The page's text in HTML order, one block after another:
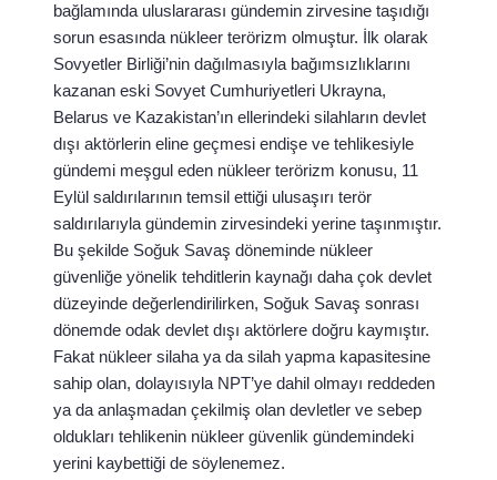
bağlamında uluslararası gündemin zirvesine taşıdığı
sorun esasında nükleer terörizm olmuştur. İlk olarak
Sovyetler Birliği’nin dağılmasıyla bağımsızlıklarını
kazanan eski Sovyet Cumhuriyetleri Ukrayna,
Belarus ve Kazakistan’ın ellerindeki silahların devlet
dışı aktörlerin eline geçmesi endişe ve tehlikesiyle
gündemi meşgul eden nükleer terörizm konusu, 11
Eylül saldırılarının temsil ettiği ulusaşırı terör
saldırılarıyla gündemin zirvesindeki yerine taşınmıştır.
Bu şekilde Soğuk Savaş döneminde nükleer
güvenliğe yönelik tehditlerin kaynağı daha çok devlet
düzeyinde değerlendirilirken, Soğuk Savaş sonrası
dönemde odak devlet dışı aktörlere doğru kaymıştır.
Fakat nükleer silaha ya da silah yapma kapasitesine
sahip olan, dolayısıyla NPT’ye dahil olmayı reddeden
ya da anlaşmadan çekilmiş olan devletler ve sebep
oldukları tehlikenin nükleer güvenlik gündemindeki
yerini kaybettiği de söylenemez.